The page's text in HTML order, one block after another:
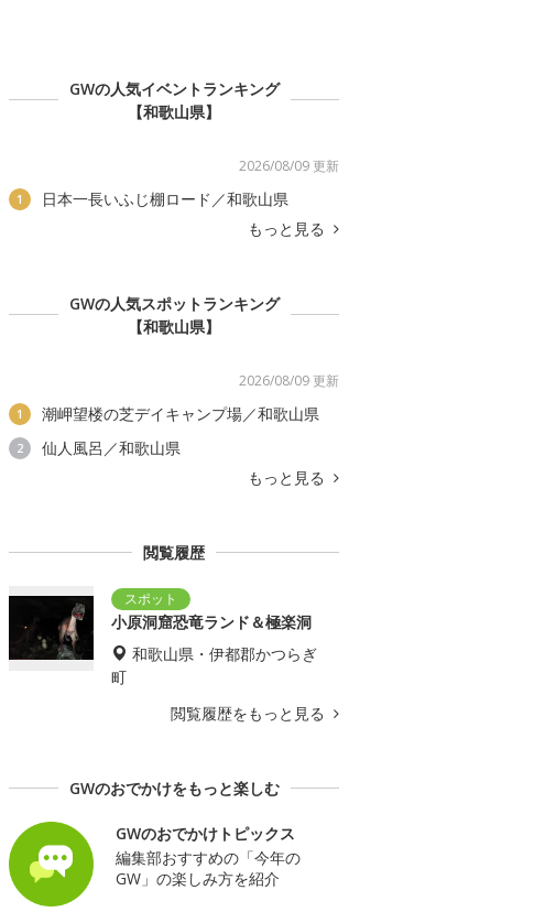
GWの人気イベントランキング
【和歌山県】
2026/08/09 更新
1
日本一長いふじ棚ロード／和歌山県
もっと見る
GWの人気スポットランキング
【和歌山県】
2026/08/09 更新
1 潮岬望楼の芝デイキャンプ場／和歌山県
2
仙人風呂／和歌山県
もっと見る
閲覧履歴
小原洞窟恐竜ランド＆極楽洞
和歌山県・伊都郡かつらぎ
町
閲覧履歴をもっと見る
GWのおでかけをもっと楽しむ
GWのおでかけトピックス
編集部おすすめの「今年の
GW」の楽しみ方を紹介